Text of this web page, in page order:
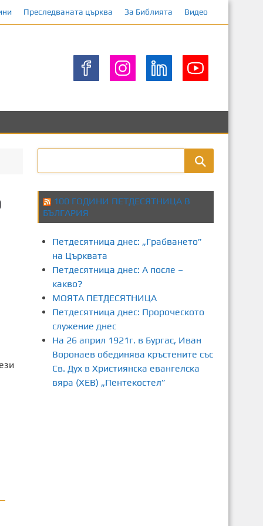
Преследваната църква За Библията Видео
100 ГОДИНИ ПЕТДЕСЯТНИЦА В
БЪЛГАРИЯ
Петдесятница днес: „Грабването”
на Църквата
Петдесятница днес: А после –
какво?
МОЯТА ПЕТДЕСЯТНИЦА
Петдесятница днес: Пророческото
служение днес
На 26 април 1921г. в Бургас, Иван
Воронаев обединява кръстените със
Св. Дух в Християнска евангелска
вяра (ХЕВ) „Пентекостел”